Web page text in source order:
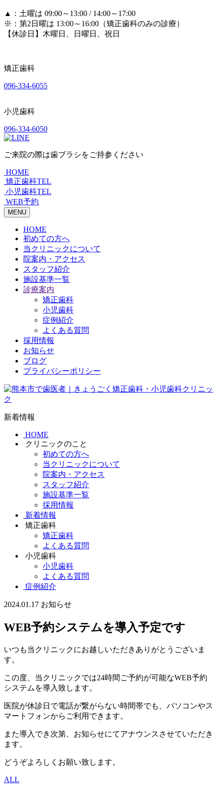
▲
：土曜は 09:00～13:00 / 14:00～17:00
※ ：第2日曜は 13:00～16:00（矯正歯科のみの診療）
【休診日】木曜日、日曜日、祝日
矯正歯科
096-334-6055
小児歯科
096-334-6050
ご来院の際は歯ブラシをご持参ください
HOME
矯正歯科TEL
小児歯科TEL
WEB予約
MENU
HOME
初めての方へ
当クリニックについて
院案内・アクセス
スタッフ紹介
施設基準一覧
診療案内
矯正歯科
小児歯科
症例紹介
よくある質問
採用情報
お知らせ
ブログ
プライバシーポリシー
新着情報
HOME
クリニックのこと
初めての方へ
当クリニックについて
院案内・アクセス
スタッフ紹介
施設基準一覧
採用情報
新着情報
矯正歯科
矯正歯科
よくある質問
小児歯科
小児歯科
よくある質問
症例紹介
2024.01.17 お知らせ
WEB予約システムを導入予定です
いつも当クリニックにお越しいただきありがとうございま
す。
この度、当クリニックでは24時間ご予約が可能なWEB予約
システムを導入致します。
医院が休診日で電話が繋がらない時間帯でも、パソコンやス
マートフォンからご利用できます。
また導入でき次第、お知らせにてアナウンスさせていただき
ます。
どうぞよろしくお願い致します。
ALL